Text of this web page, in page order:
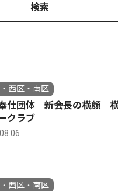
検索
西区・南区
仕団体 新会長の横顔 横
クラブ
西区・南区